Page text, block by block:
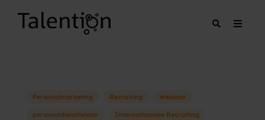
Personalmarketing Recruiting Webinar
personaldienstleister Internationales Recruiting